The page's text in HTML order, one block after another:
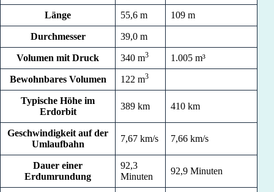
Länge 55,6 m 109 m
Durchmesser 39,0 m
Volumen mit Druck 340 m3 1.005 m³
Bewohnbares Volumen 122 m3
Typische Höhe im
Erdorbit
389 km 410 km
Geschwindigkeit auf der
Umlaufbahn
7,67 km/s 7,66 km/s
Dauer einer
Erdumrundung
92,3
Minuten
92,9 Minuten